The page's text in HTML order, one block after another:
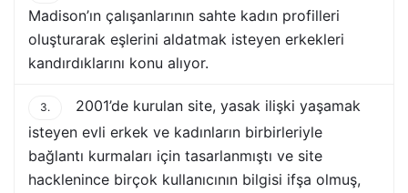
Madison’ın çalışanlarının sahte kadın profilleri
oluşturarak eşlerini aldatmak isteyen erkekleri
kandırdıklarını konu alıyor.
3.
2001’de kurulan site, yasak ilişki yaşamak
isteyen evli erkek ve kadınların birbirleriyle
bağlantı kurmaları için tasarlanmıştı ve site
hacklenince birçok kullanıcının bilgisi ifşa olmuş,